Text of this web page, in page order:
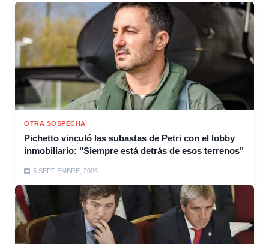
OTRA SOSPECHA
Pichetto vinculó las subastas de Petri con el lobby
inmobiliario: "Siempre está detrás de esos terrenos"
5 SEPTIEMBRE, 2025